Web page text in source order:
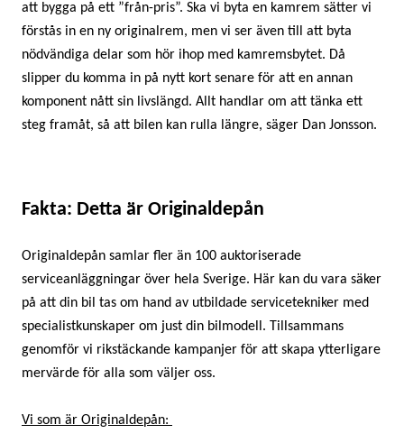
att bygga på ett ”från-pris”. Ska vi byta en kamrem sätter vi
förstås in en ny originalrem, men vi ser även till att byta
nödvändiga delar som hör ihop med kamremsbytet. Då
slipper du komma in på nytt kort senare för att en annan
komponent nått sin livslängd. Allt handlar om att tänka ett
steg framåt, så att bilen kan rulla längre, säger Dan Jonsson.
Fakta: Detta är Originaldepån
Originaldepån samlar fler än 100 auktoriserade
serviceanläggningar över hela Sverige. Här kan du vara säker
på att din bil tas om hand av utbildade servicetekniker med
specialistkunskaper om just din bilmodell. Tillsammans
genomför vi rikstäckande kampanjer för att skapa ytterligare
mervärde för alla som väljer oss.
Vi som är Originaldepån: